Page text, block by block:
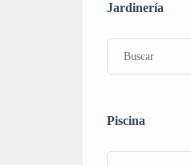
Jardinería
Piscina